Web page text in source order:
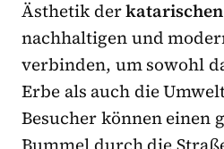
Ästhetik der
nachhaltigen und
verbinden, um sowohl
Erbe als auch die
Besucher können einen